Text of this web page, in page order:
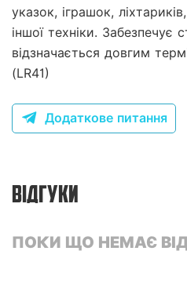
указок, іграшок,
іншої техніки. Забезпечує
відзначається довгим
(LR41)
Додаткове питання
ВІДГУКИ
ПОКИ ЩО НЕМАЄ